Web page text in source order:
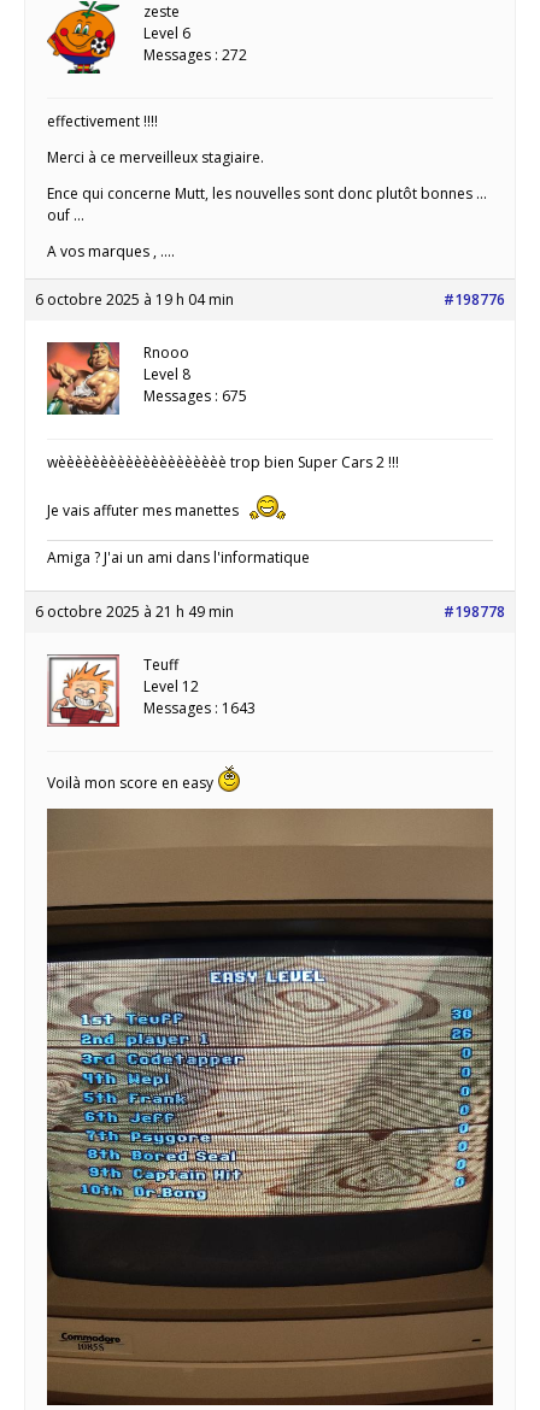
zeste
Level 6
Messages : 272
effectivement !!!!
Merci à ce merveilleux stagiaire.
Ence qui concerne Mutt, les nouvelles sont donc plutôt bonnes …
ouf …
A vos marques , ….
6 octobre 2025 à 19 h 04 min #198776
Rnooo
Level 8
Messages : 675
wèèèèèèèèèèèèèèèèèèèè trop bien Super Cars 2 !!!
Je vais affuter mes manettes
Amiga ? J'ai un ami dans l'informatique
6 octobre 2025 à 21 h 49 min #198778
Teuff
Level 12
Messages : 1643
Voilà mon score en easy